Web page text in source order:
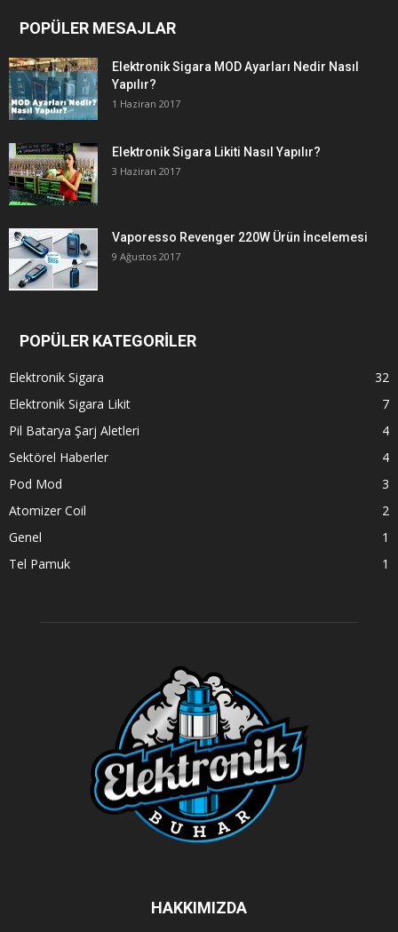
POPÜLER MESAJLAR
Elektronik Sigara MOD Ayarları Nedir Nasıl
Yapılır?
1 Haziran 2017
Elektronik Sigara Likiti Nasıl Yapılır?
3 Haziran 2017
Vaporesso Revenger 220W Ürün İncelemesi
9 Ağustos 2017
POPÜLER KATEGORİLER
Elektronik Sigara
32
Elektronik Sigara Likit
7
Pil Batarya Şarj Aletleri
4
Sektörel Haberler
4
Pod Mod
3
Atomizer Coil
2
Genel
1
Tel Pamuk
1
HAKKIMIZDA